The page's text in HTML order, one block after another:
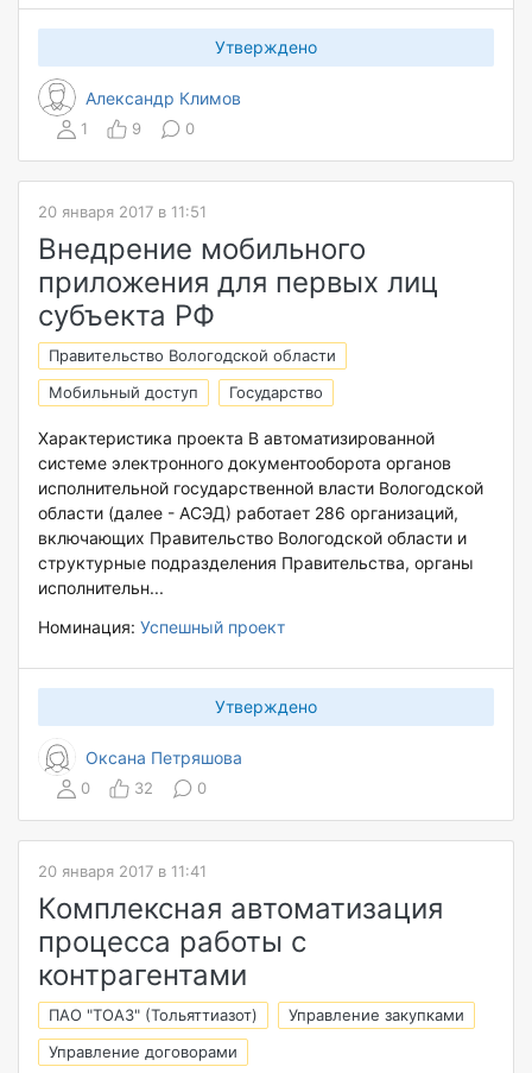
Александр Климов
Утверждено
1 9 0
20 января 2017 в 11:51
Внедрение мобильного
приложения для первых лиц
субъекта РФ
Правительство Вологодской области
Мобильный доступ
Государство
Характеристика проекта В автоматизированной
системе электронного документооборота органов
исполнительной государственной власти Вологодской
области (далее - АСЭД) работает 286 организаций,
включающих Правительство Вологодской области и
структурные подразделения Правительства, органы
исполнительн...
Номинация: Успешный проект
Оксана Петряшова
Утверждено
0 32 0
20 января 2017 в 11:41
Комплексная автоматизация
процесса работы с
контрагентами
ПАО "ТОАЗ" (Тольяттиазот)
Управление закупками
Управление договорами